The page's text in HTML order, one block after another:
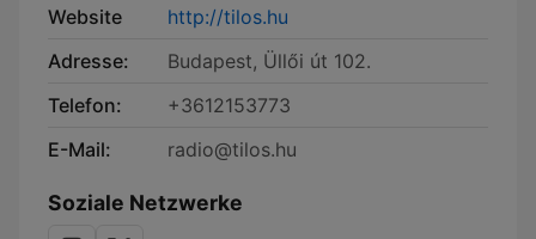
Website
http://tilos.hu
Adresse:
Budapest, Üllői út 102.
Telefon:
+3612153773
E-Mail:
radio@tilos.hu
Soziale Netzwerke